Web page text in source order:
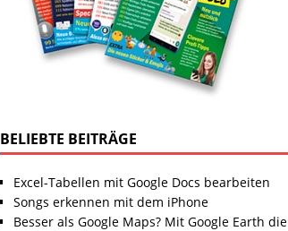
BELIEBTE BEITRÄGE
Excel-Tabellen mit Google Docs bearbeiten
Songs erkennen mit dem iPhone
Besser als Google Maps? Mit Google Earth die